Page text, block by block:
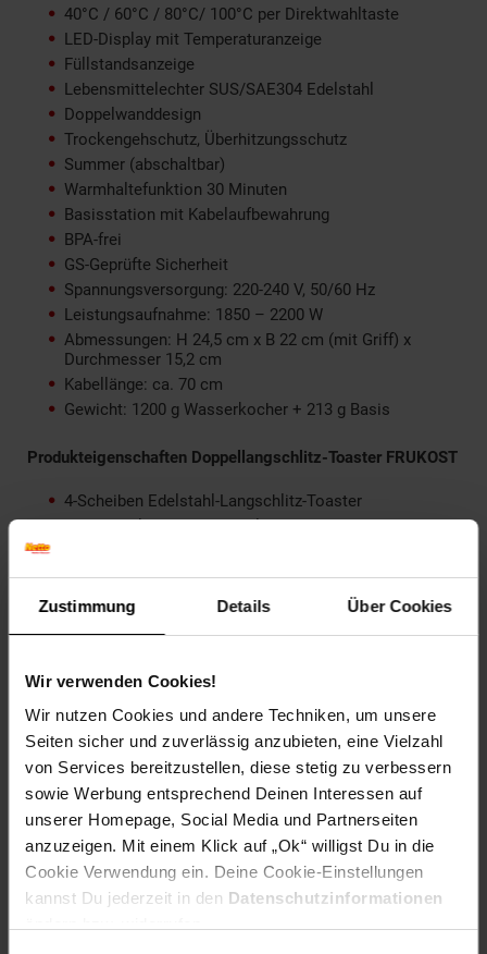
Zustimmung Details Über Cookies
Wir verwenden Cookies!
Wir nutzen Cookies und andere Techniken, um unsere
Seiten sicher und zuverlässig anzubieten, eine Vielzahl
von Services bereitzustellen, diese stetig zu verbessern
sowie Werbung entsprechend Deinen Interessen auf
unserer Homepage, Social Media und Partnerseiten
anzuzeigen. Mit einem Klick auf „Ok“ willigst Du in die
Cookie Verwendung ein. Deine Cookie-Einstellungen
kannst Du jederzeit in den Datenschutzinformationen
40°C / 60°C / 80°C/ 100°C per Direktwahltaste
LED-Display mit Temperaturanzeige
Füllstandsanzeige
Lebensmittelechter SUS/SAE304 Edelstahl
Doppelwanddesign
Trockengehschutz, Überhitzungsschutz
Summer (abschaltbar)
Warmhaltefunktion 30 Minuten
Basisstation mit Kabelaufbewahrung
BPA-frei
GS-Geprüfte Sicherheit
Spannungsversorgung: 220-240 V, 50/60 Hz
Leistungsaufnahme: 1850 – 2200 W
Abmessungen: H 24,5 cm x B 22 cm (mit Griff) x
Durchmesser 15,2 cm
Kabellänge: ca. 70 cm
Gewicht: 1200 g Wasserkocher + 213 g Basis
Produkteigenschaften Doppellangschlitz-Toaster FRUKOST
4-Scheiben Edelstahl-Langschlitz-Toaster
Wärmeisolierendes Doppelwandgehäuse
Display (Restzeitanzeige)
Brotscheibenzentrierung
3 Tasten (CANCEL/ REHEAT/ DEFROST) mit blauer
Drehregler für die Bräunungsgrade
2 x Bedienhebel (1x für Röstschacht + 1x für
Brötchenaufsatz)
Automatische Abschaltung
GS-Geprüfte Sicherheit
Spannungsversorgung: 220-240 V, 50/60 Hz
Leistungsaufnahme: 1250 W - 1500 W
Abmessungen (ohne Brötchenaufsatz): L 38,5 x B 19 x
H 19,5 cm
Kabellänge: 88 cm